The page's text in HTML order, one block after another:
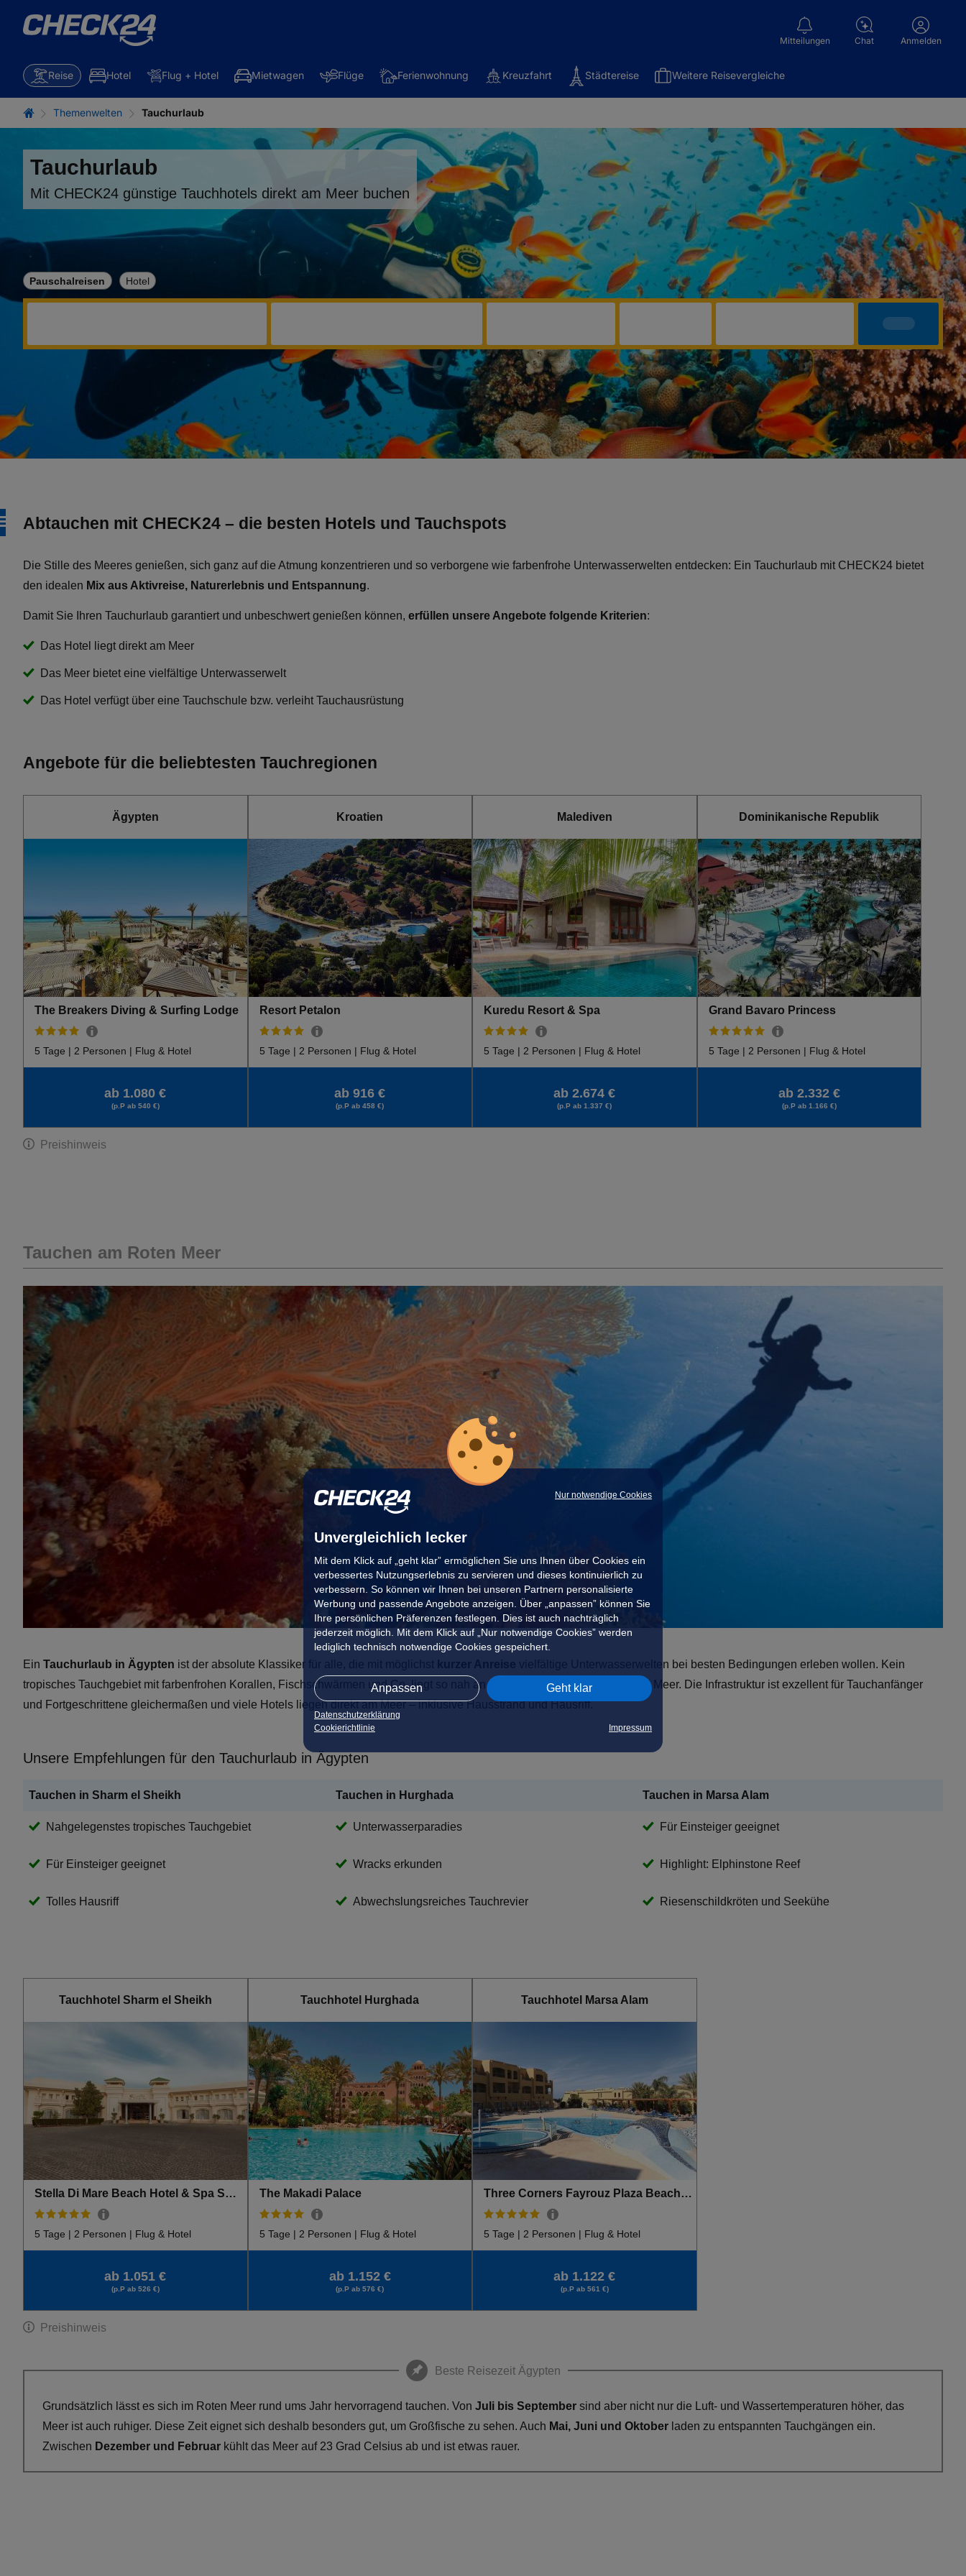
Nur notwendige Cookies
Unvergleichlich lecker
Mit dem Klick auf „geht klar” ermöglichen Sie uns Ihnen über Cookies ein
verbessertes Nutzungserlebnis zu servieren und dieses kontinuierlich zu
verbessern. So können wir Ihnen bei unseren Partnern personalisierte
Werbung und passende Angebote anzeigen. Über „anpassen” können Sie
Ihre persönlichen Präferenzen festlegen. Dies ist auch nachträglich
jederzeit möglich. Mit dem Klick auf „Nur notwendige Cookies” werden
lediglich technisch notwendige Cookies gespeichert.
Anpassen Geht klar
Datenschutzerklärung
Cookierichtlinie
Impressum
Mitteilungen Chat Anmelden
Reise Hotel Flug + Hotel Mietwagen Flüge Ferienwohnung Kreuzfahrt Städtereise Weitere Reisevergleiche
Themenwelten Tauchurlaub
Tauchurlaub
Mit CHECK24 günstige Tauchhotels direkt am Meer buchen
Pauschalreisen Hotel
Abtauchen mit CHECK24 – die besten Hotels und Tauchspots
Die Stille des Meeres genießen, sich ganz auf die Atmung konzentrieren und so verborgene wie farbenfrohe Unterwasserwelten entdecken: Ein Tauchurlaub mit CHECK24 bietet
den idealen Mix aus Aktivreise, Naturerlebnis und Entspannung.
Damit Sie Ihren Tauchurlaub garantiert und unbeschwert genießen können, erfüllen unsere Angebote folgende Kriterien:
Das Hotel liegt direkt am Meer
Das Meer bietet eine vielfältige Unterwasserwelt
Das Hotel verfügt über eine Tauchschule bzw. verleiht Tauchausrüstung
Angebote für die beliebtesten Tauchregionen
Ägypten
The Breakers Diving & Surfing Lodge
5 Tage | 2 Personen | Flug & Hotel
ab 1.080 €
(p.P ab 540 €)
Kroatien
Resort Petalon
5 Tage | 2 Personen | Flug & Hotel
ab 916 €
(p.P ab 458 €)
Malediven
Kuredu Resort & Spa
5 Tage | 2 Personen | Flug & Hotel
ab 2.674 €
(p.P ab 1.337 €)
Dominikanische Republik
Grand Bavaro Princess
5 Tage | 2 Personen | Flug & Hotel
ab 2.332 €
(p.P ab 1.166 €)
Preishinweis
Tauchen am Roten Meer
Ein Tauchurlaub in Ägypten ist der absolute Klassiker für alle, die mit möglichst
vielfältige Unterwasserwelten bei besten Bedingungen erleben wollen. Kein
tropisches Tauchgebiet mit farbenfrohen Korallen, Fischschwärmen und Co. liegt so nah an Europa wie die Spots am Roten Meer. Die Infrastruktur ist exzellent für Tauchanfänger
und Fortgeschrittene gleichermaßen und viele Hotels liegen direkt am Meer – inklusive Hausstrand und Hausriff.
Unsere Empfehlungen für den Tauchurlaub in Ägypten
Tauchen in Sharm el Sheikh Tauchen in Hurghada Tauchen in Marsa Alam
Nahgelegenstes tropisches Tauchgebiet
Für Einsteiger geeignet
Tolles Hausriff
Unterwasserparadies
Wracks erkunden
Abwechslungsreiches Tauchrevier
Für Einsteiger geeignet
Highlight: Elphinstone Reef
Riesenschildkröten und Seekühe
Tauchhotel Sharm el Sheikh
Stella Di Mare Beach Hotel & Spa Sharm El Sheikh
5 Tage | 2 Personen | Flug & Hotel
ab 1.051 €
(p.P ab 526 €)
Tauchhotel Hurghada
The Makadi Palace
5 Tage | 2 Personen | Flug & Hotel
ab 1.152 €
(p.P ab 576 €)
Tauchhotel Marsa Alam
Three Corners Fayrouz Plaza Beach Resort
5 Tage | 2 Personen | Flug & Hotel
ab 1.122 €
(p.P ab 561 €)
Preishinweis
Beste Reisezeit Ägypten
Grundsätzlich lässt es sich im Roten Meer rund ums Jahr hervorragend tauchen. Von Juli bis September sind aber nicht nur die Luft- und Wassertemperaturen höher, das
Meer ist auch ruhiger. Diese Zeit eignet sich deshalb besonders gut, um Großfische zu sehen. Auch Mai, Juni und Oktober laden zu entspannten Tauchgängen ein.
Zwischen Dezember und Februar kühlt das Meer auf 23 Grad Celsius ab und ist etwas rauer.